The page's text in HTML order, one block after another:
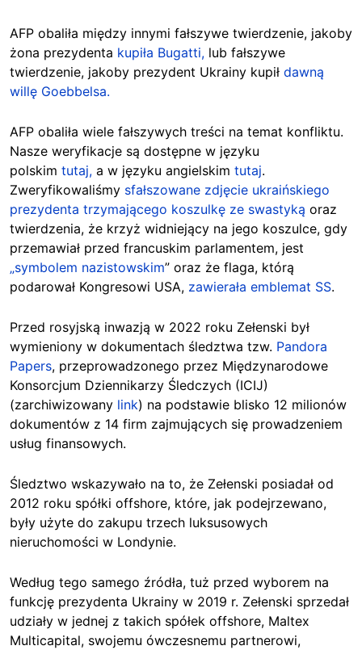
AFP obaliła między innymi fałszywe twierdzenie, jakoby
żona prezydenta kupiła Bugatti, lub fałszywe
twierdzenie, jakoby prezydent Ukrainy kupił dawną
willę Goebbelsa.
AFP obaliła wiele fałszywych treści na temat konfliktu.
Nasze weryfikacje są dostępne w języku
polskim tutaj, a w języku angielskim tutaj.
Zweryfikowaliśmy sfałszowane zdjęcie ukraińskiego
prezydenta trzymającego koszulkę ze swastyką oraz
twierdzenia, że krzyż widniejący na jego koszulce, gdy
przemawiał przed francuskim parlamentem, jest
„symbolem nazistowskim” oraz że flaga, którą
podarował Kongresowi USA, zawierała emblemat SS.
Przed rosyjską inwazją w 2022 roku Zełenski był
wymieniony w dokumentach śledztwa tzw. Pandora
Papers, przeprowadzonego przez Międzynarodowe
Konsorcjum Dziennikarzy Śledczych (ICIJ)
(zarchiwizowany link) na podstawie blisko 12 milionów
dokumentów z 14 firm zajmujących się prowadzeniem
usług finansowych.
Śledztwo wskazywało na to, że Zełenski posiadał od
2012 roku spółki offshore, które, jak podejrzewano,
były użyte do zakupu trzech luksusowych
nieruchomości w Londynie.
Według tego samego źródła, tuż przed wyborem na
funkcję prezydenta Ukrainy w 2019 r. Zełenski sprzedał
udziały w jednej z takich spółek offshore, Maltex
Multicapital, swojemu ówczesnemu partnerowi,